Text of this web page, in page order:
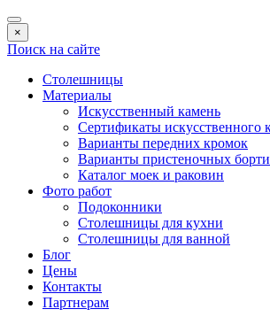
×
Поиск на сайте
Столешницы
Материалы
Искусственный камень
Сертификаты искусственного
Варианты передних кромок
Варианты пристеночных
Каталог моек и раковин
Фото работ
Подоконники
Столешницы для кухни
Столешницы для ванной
Блог
Цены
Контакты
Партнерам